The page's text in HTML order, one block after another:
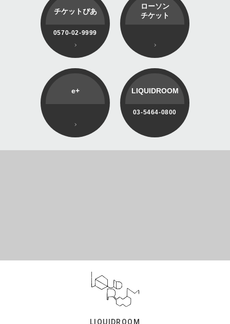
チケットぴあ
0570-02-9999
ローソン
チケット
e+ LIQUIDROOM
03-5464-0800
LIQUIDROOM